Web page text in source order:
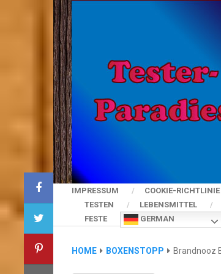
IMPRESSUM COOKIE-RICHTLINIE
TESTEN
LEBENSMITTEL
FESTE
GERMAN
HOME BOXENSTOPP Brandnooz